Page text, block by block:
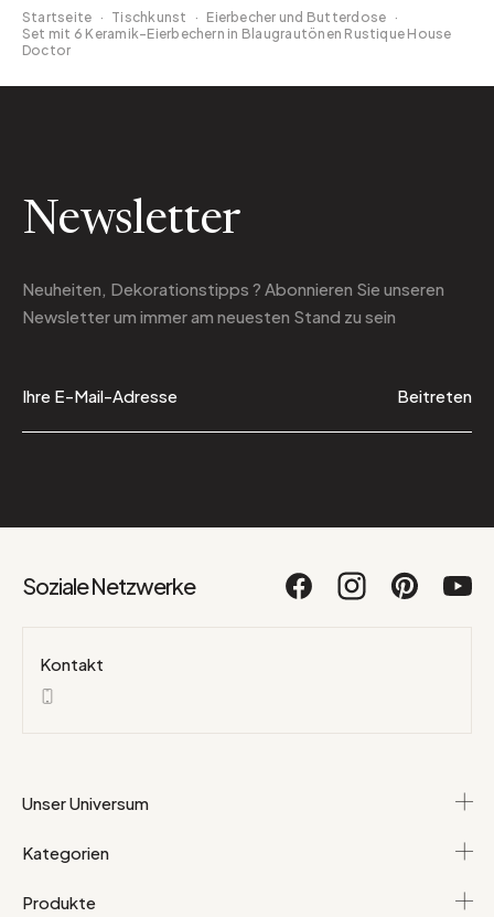
Startseite · Tischkunst · Eierbecher und Butterdose ·
Set mit 6 Keramik-Eierbechern in Blaugrautönen Rustique House
Doctor
Newsletter
Neuheiten, Dekorationstipps ? Abonnieren Sie unseren
Newsletterum immer am neuesten Stand zu sein
Beitreten
Soziale Netzwerke
Kontakt
Unser Universum
Kategorien
Produkte